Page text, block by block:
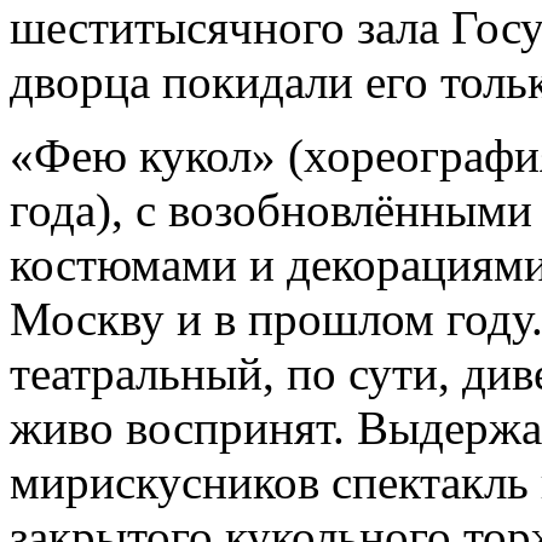
шеститысячного зала
дворца покидали его
«Фею кукол»
года), с
костюмами и
Москву и в прошлом
театральный, по сути,
живо воспринят.
мирискусников